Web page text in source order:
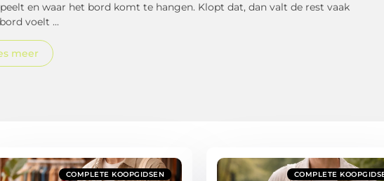
en waar het bord komt te hangen. Klopt dat, dan valt de rest vaak
voelt ...
meer
COMPLETE KOOPGIDSEN COMPLETE